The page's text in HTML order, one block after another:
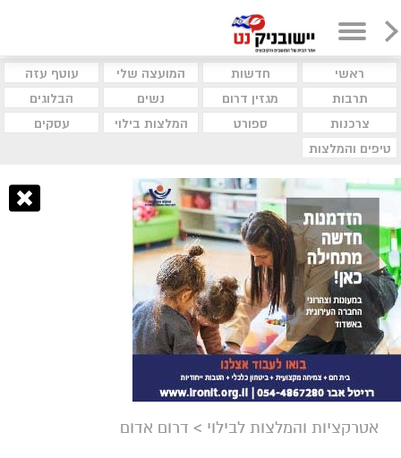
ראשי חדשות המועצה שלי
עוטף עזה
תרבות
מגזין דרום נשים
הבלוגים
צרכנות
ספורט המלצות בילוי
עסקים
טיפים והמלצות
אטרקציות והמלצות לבילוי > דרום אדום